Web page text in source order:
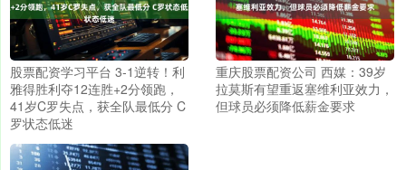
股票配资学习平台 3-1逆转！利
雅得胜利夺12连胜+2分领跑，
41岁C罗失点，获全队最低分 C
罗状态低迷
重庆股票配资公司 西媒：39岁
拉莫斯有望重返塞维利亚效力，
但球员必须降低薪金要求